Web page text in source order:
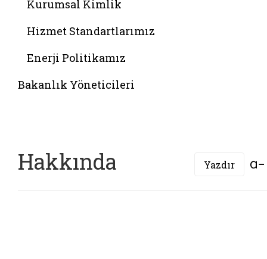
Kurumsal Kimlik
Hizmet Standartlarımız
Enerji Politikamız
Bakanlık Yöneticileri
Hakkında Yazdır